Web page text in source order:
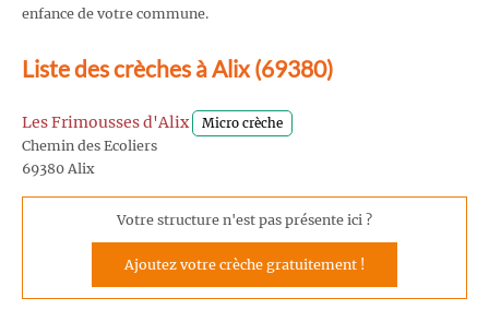
enfance de votre commune.
Liste des crèches à Alix (69380)
Les Frimousses d'Alix Micro crèche
Chemin des Ecoliers
69380 Alix
Votre structure n'est pas présente ici ?
Ajoutez votre crèche gratuitement !